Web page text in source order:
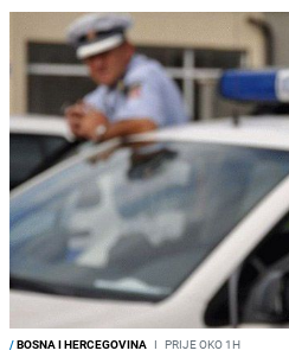
/BOSNA I HERCEGOVINA I PRIJE OKO 1H